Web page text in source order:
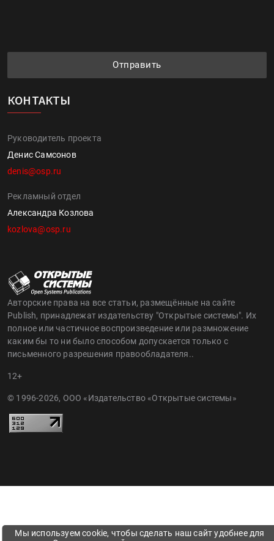
Отправить
КОНТАКТЫ
Руководитель проекта
Денис Самсонов
denis@osp.ru
Рекламный отдел
Александра Козлова
kozlova@osp.ru
Авторские права на все статьи, размещённые на сайте
Publish, принадлежат издательству "Открытые системы". Их
полное или частичное воспроизведение или размножение
каким бы то ни было способом допускается только с
письменного разрешения правообладателя..
12+
© 1996-2026, ООО «Издательство «Открытые системы»
Мы используем cookie, чтобы сделать наш сайт удобнее для